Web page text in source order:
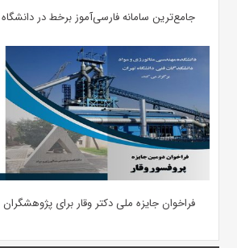
جامع‌ترین سامانه فارسی‌آموز برخط در
فراخوان جایزه ملی دکتر وقار برای پژوهشگران